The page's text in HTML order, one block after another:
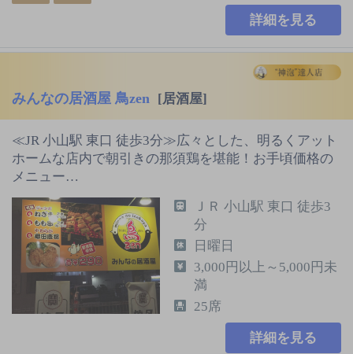
詳細を見る
みんなの居酒屋 鳥zen [居酒屋]
≪JR 小山駅 東口 徒歩3分≫広々とした、明るくアット
ホームな店内で朝引きの那須鶏を堪能！お手頃価格の
メニュー…
ＪＲ 小山駅 東口 徒歩3
分
日曜日
3,000円以上～5,000円未
満
25席
詳細を見る